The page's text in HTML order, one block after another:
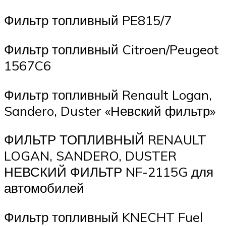
Фильтр топливный PE815/7
Фильтр топливный Citroen/Peugeot
1567C6
Фильтр топливный Renault Logan,
Sandero, Duster «Невский фильтр»
ФИЛЬТР ТОПЛИВНЫЙ RENAULT
LOGAN, SANDERO, DUSTER
НЕВСКИЙ ФИЛЬТР NF-2115G для
автомобилей
Фильтр топливный KNECHT Fuel